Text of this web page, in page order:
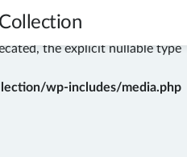
Implicitly marking parameter
the explicit nullable type
wp-includes/media.php